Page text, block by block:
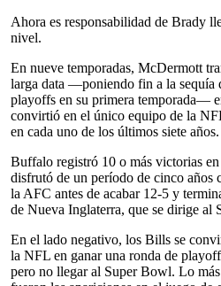
Ahora es responsabilidad de Brady
nivel.
En nueve temporadas, McDermott
larga data —poniendo fin a la sequía
playoffs en su primera temporada—
convirtió en el único equipo de la
en cada uno de los últimos siete años.
Buffalo registró 10 o más victorias en
disfrutó de un período de cinco años
la AFC antes de acabar 12-5 y
de Nueva Inglaterra, que se dirige al
En el lado negativo, los Bills se
la NFL en ganar una ronda de
pero no llegar al Super Bowl. Lo